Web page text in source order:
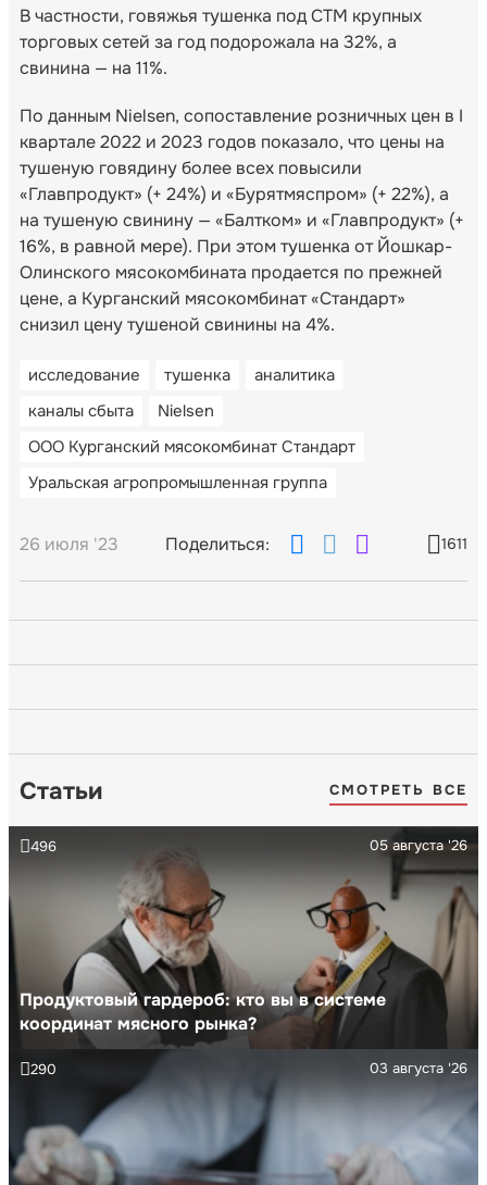
В частности, говяжья тушенка под СТМ крупных
торговых сетей за год подорожала на 32%, а
свинина — на 11%.
По данным Nielsen, сопоставление розничных цен в I
квартале 2022 и 2023 годов показало, что цены на
тушеную говядину более всех повысили
«Главпродукт» (+ 24%) и «Бурятмяспром» (+ 22%), а
на тушеную свинину — «Балтком» и «Главпродукт» (+
16%, в равной мере). При этом тушенка от Йошкар-
Олинского мясокомбината продается по прежней
цене, а Курганский мясокомбинат «Стандарт»
снизил цену тушеной свинины на 4%.
исследование тушенка
аналитика
каналы сбыта
Nielsen
ООО Курганский мясокомбинат Стандарт
Уральская агропромышленная группа
26 июля '23 Поделиться: 1611
Статьи СМОТРЕТЬ ВСЕ
Продуктовый гардероб: кто вы в системе
координат мясного рынка?
05 августа '26
496
03 августа '26
290